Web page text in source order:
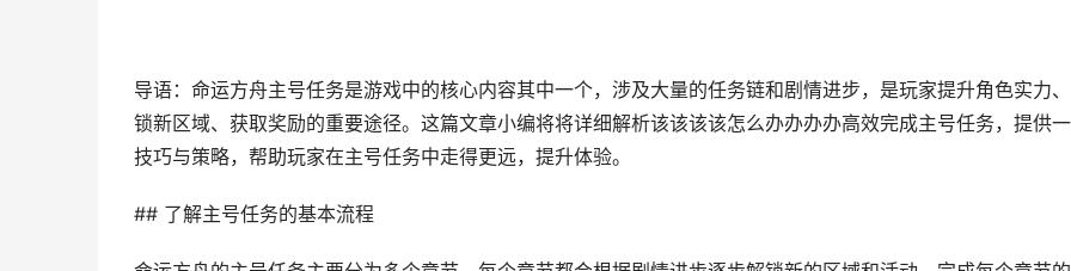
导语：命运方舟主号任务是游戏中的核心内容其中一个，涉及大量的任务链和剧情进步，是玩家提升角色实力
锁新区域、获取奖励的重要途径。这篇文章小编将将详细解析该该该该怎么办办办办高效完成主号任务，提供
技巧与策略，帮助玩家在主号任务中走得更远，提升体验。
## 了解主号任务的基本流程